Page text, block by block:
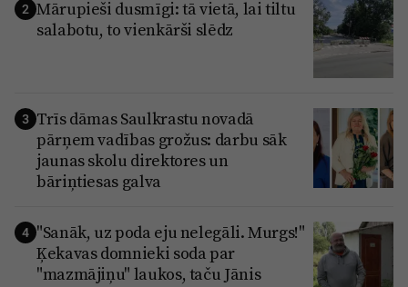
Jūrmala
Par laikrakstu
Lietošanas noteikumi
Pārredzamības paziņojumi
2 Mārupieši dusmīgi: tā vietā, lai tiltu
salabotu, to vienkārši slēdz
3 Trīs dāmas Saulkrastu novadā
pārņem vadības grožus: darbu sāk
jaunas skolu direktores un
bāriņtiesas galva
4 "Sanāk, uz poda eju nelegāli. Murgs!"
Ķekavas domnieki soda par
"mazmājiņu" laukos, taču Jānis